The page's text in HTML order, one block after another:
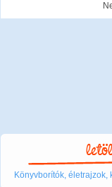
Könyvborítók, életrajzok,